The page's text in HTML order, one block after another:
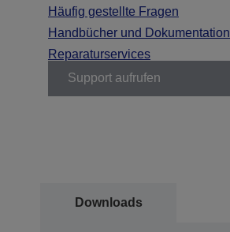
Häufig gestellte Fragen
Handbücher und Dokumentation
Reparaturservices
Support aufrufen
Downloads